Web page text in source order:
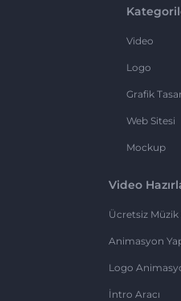
Video
Logo
Grafik
Web Sitesi
Mockup
Video
Ücretsiz
Animasyon
Logo
İntro Aracı